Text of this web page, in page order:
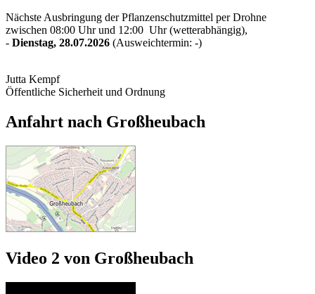
Nächste Ausbringung der Pflanzenschutzmittel per Drohne
zwischen 08:00 Uhr und 12:00 Uhr (wetterabhängig),
- Dienstag, 28.07.2026 (Ausweichtermin: -)
Jutta Kempf
Öffentliche Sicherheit und Ordnung
Anfahrt nach Großheubach
Video 2 von Großheubach